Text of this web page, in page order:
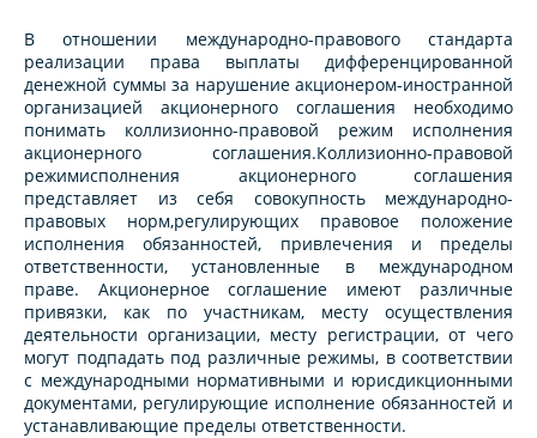
В отношении международно-правового стандарта
реализации права выплаты дифференцированной
денежной суммы за нарушение акционером-иностранной
организацией акционерного соглашения необходимо
понимать коллизионно-правовой режим исполнения
акционерного соглашения.Коллизионно-правовой
режимисполнения акционерного соглашения
представляет из себя совокупность международно-
правовых норм,регулирующих правовое положение
исполнения обязанностей, привлечения и пределы
ответственности, установленные в международном
праве. Акционерное соглашение имеют различные
привязки, как по участникам, месту осуществления
деятельности организации, месту регистрации, от чего
могут подпадать под различные режимы, в соответствии
с международными нормативными и юрисдикционными
документами, регулирующие исполнение обязанностей и
устанавливающие пределы ответственности.